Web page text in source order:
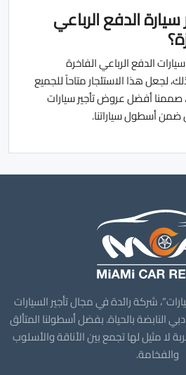
الدفع الرباعي
الدفع الرباعي الفاخرة
لجعل هذا الاستئجار متاحاً للجميع
أفضل عروض تأجير سيارات
ضمن أسطول سياراتنا.
شركة رائدة في مجال تأجير السيارات
النابضة بالحياة. بفضل أسطولنا المتألق
لا مثيل لها تجمع بين الأناقة والأسلوب
والفخامة.